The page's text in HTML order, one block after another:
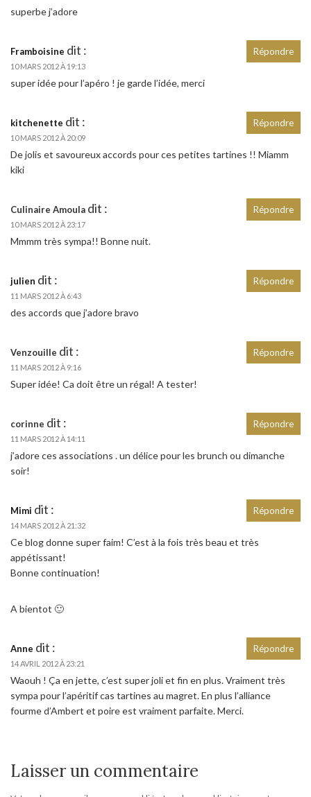
superbe j’adore
Framboisine dit :
10 MARS 2012 À 19:13
super idée pour l’apéro ! je garde l’idée, merci
Répondre
kitchenette dit :
10 MARS 2012 À 20:09
De jolis et savoureux accords pour ces petites tartines !! Miamm
kiki
Répondre
Culinaire Amoula dit :
10 MARS 2012 À 23:17
Mmmm très sympa!! Bonne nuit.
Répondre
julien dit :
11 MARS 2012 À 6:43
des accords que j’adore bravo
Répondre
Venzouille dit :
11 MARS 2012 À 9:16
Super idée! Ca doit être un régal! A tester!
Répondre
corinne dit :
11 MARS 2012 À 14:11
j’adore ces associations . un délice pour les brunch ou dimanche
soir!
Répondre
Mimi dit :
14 MARS 2012 À 21:32
Ce blog donne super faim! C’est à la fois très beau et très
appétissant!
Bonne continuation!
A bientot 🙂
Répondre
Anne dit :
14 AVRIL 2012 À 23:21
Waouh ! Ça en jette, c’est super joli et fin en plus. Vraiment très
sympa pour l’apéritif cas tartines au magret. En plus l’alliance
fourme d’Ambert et poire est vraiment parfaite. Merci.
Répondre
Laisser un commentaire